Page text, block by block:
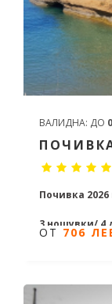
ВАЛИДНА: ДО
Почивка
3 нощувки/ 4
ОТ 706